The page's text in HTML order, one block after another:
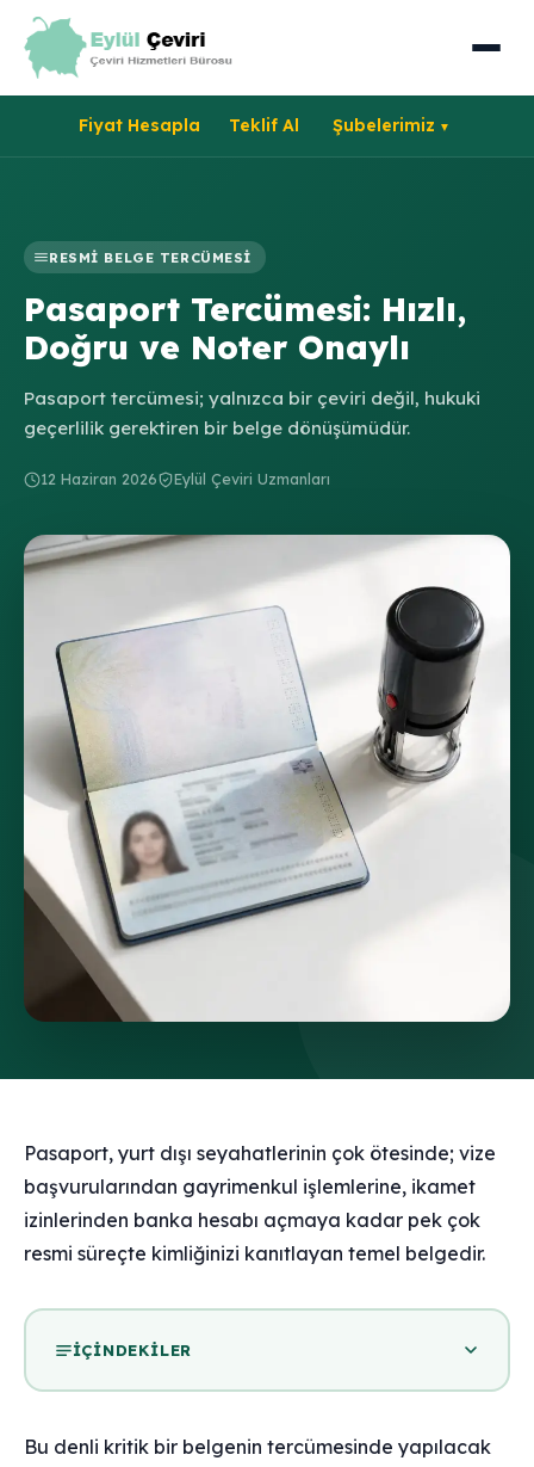
Fiyat Hesapla Teklif Al Şubelerimiz
RESMI BELGE TERCÜMESI
Pasaport Tercümesi: Hızlı,
Doğru ve Noter Onaylı
Pasaport tercümesi; yalnızca bir çeviri değil, hukuki
geçerlilik gerektiren bir belge dönüşümüdür.
12 Haziran 2026 Eylül Çeviri Uzmanları
Pasaport, yurt dışı seyahatlerinin çok ötesinde; vize
başvurularından gayrimenkul işlemlerine, ikamet
izinlerinden banka hesabı açmaya kadar pek çok
resmi süreçte kimliğinizi kanıtlayan temel belgedir.
İÇINDEKILER
Bu denli kritik bir belgenin tercümesinde yapılacak